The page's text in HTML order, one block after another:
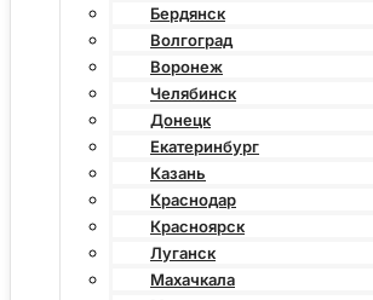
Бердянск
Волгоград
Воронеж
Челябинск
Донецк
Екатеринбург
Казань
Краснодар
Красноярск
Луганск
Махачкала